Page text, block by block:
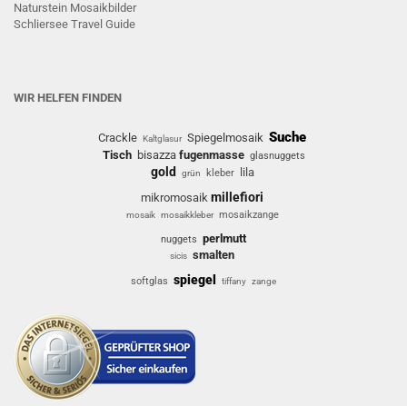
Naturstein Mosaikbilder
Schliersee Travel Guide
WIR HELFEN FINDEN
Crackle Kaltglasur Spiegelmosaik Suche
Tisch bisazza fugenmasse glasnuggets
gold grün kleber
lila
mikromosaik millefiori
mosaik mosaikkleber mosaikzange
nuggets perlmutt
sicis smalten
softglas spiegel tiffany zange